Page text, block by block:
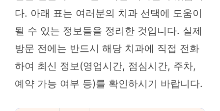
다. 아래 표는 여러분의 치과 선택에 도움이
될 수 있는 정보들을 정리한 것입니다. 실제
방문 전에는 반드시 해당 치과에 직접 전화
하여 최신 정보(영업시간, 점심시간, 주차,
예약 가능 여부 등)를 확인하시기 바랍니다.